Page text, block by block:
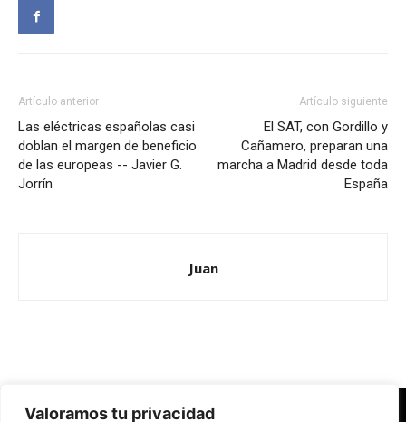
Valoramos tu privacidad
Artículo anterior
Las eléctricas españolas casi
doblan el margen de beneficio
de las europeas -- Javier G.
Jorrín
Artículo siguiente
El SAT, con Gordillo y
Cañamero, preparan una
marcha a Madrid desde toda
España
Juan